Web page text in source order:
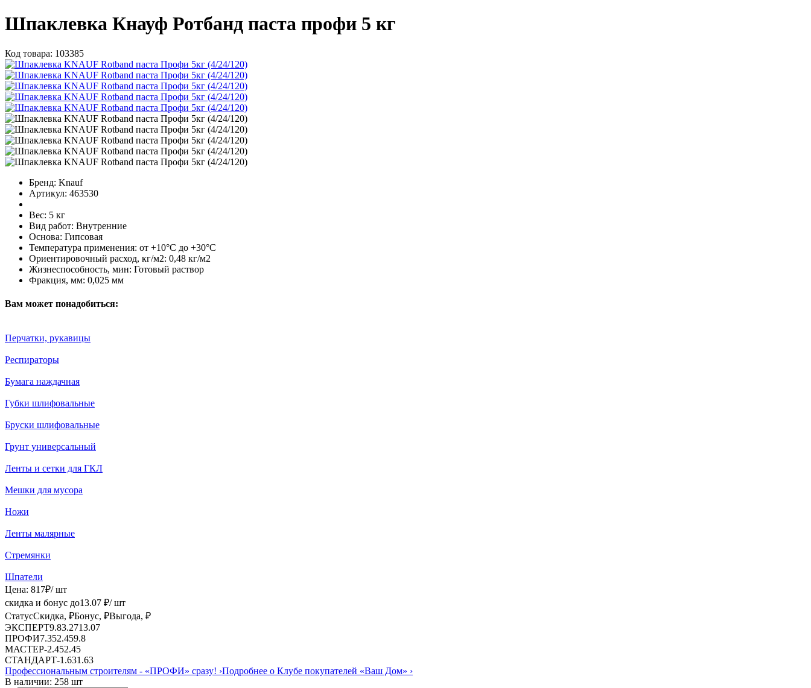
Шпаклевка Кнауф Ротбанд паста профи 5 кг
Код товара: 103385
Бренд: Knauf
Артикул: 463530
Вес: 5 кг
Вид работ: Внутренние
Основа: Гипсовая
Температура применения: от +10°С до +30°С
Ориентировочный расход, кг/м2: 0,48 кг/м2
Жизнеспособность, мин: Готовый раствор
Фракция, мм: 0,025 мм
Вам может понадобиться:
Перчатки, рукавицы
Респираторы
Бумага наждачная
Губки шлифовальные
Бруски шлифовальные
Грунт универсальный
Ленты и сетки для ГКЛ
Мешки для мусора
Ножи
Ленты малярные
Стремянки
Шпатели
Цена: 817₽/ шт
скидка и бонус до13.07 ₽/ шт
СтатусСкидка, ₽Бонус, ₽Выгода, ₽
ЭКСПЕРТ9.83.2713.07
ПРОФИ7.352.459.8
МАСТЕР-2.452.45
СТАНДАРТ-1.631.63
Профессиональным строителям - «ПРОФИ» сразу! ›Подробнее о Клубе покупателей «Ваш Дом» ›
В наличии: 258 шт